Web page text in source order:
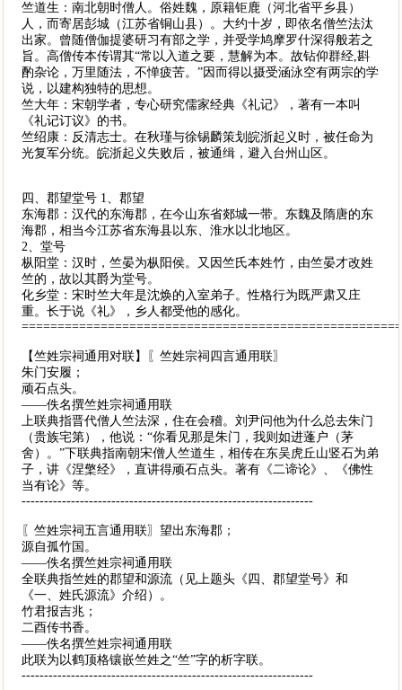
竺道生：南北朝时僧人。俗姓魏，原籍钜鹿（河北省平乡县）
人，而寄居彭城（江苏省铜山县）。大约十岁，即依名僧竺法汰
出家。曾随僧伽提婆研习有部之学，并受学鸠摩罗什深得般若之
旨。高僧传本传谓其“常以入道之要，慧解为本。故钻仰群经,斟
酌杂论，万里随法，不惮疲苦。”因而得以摄受涵泳空有两宗的学
说，以建构独特的思想。
竺大年：宋朝学者，专心研究儒家经典《礼记》，著有一本叫
《礼记订议》的书。
竺绍康：反清志士。在秋瑾与徐锡麟策划皖浙起义时，被任命为
光复军分统。皖浙起义失败后，被通缉，避入台州山区。
四、郡望堂号 1、郡望
东海郡：汉代的东海郡，在今山东省郯城一带。东魏及隋唐的东
海郡，相当今江苏省东海县以东、淮水以北地区。
2、堂号
枞阳堂：汉时，竺晏为枞阳侯。又因竺氏本姓竹，由竺晏才改姓
竺的，故以其爵为堂号。
化乡堂：宋时竺大年是沈焕的入室弟子。性格行为既严肃又庄
重。长于说《礼》，乡人都受他的感化。
【竺姓宗祠通用对联】〖竺姓宗祠四言通用联〗
朱门安履；
顽石点头。
——佚名撰竺姓宗祠通用联
上联典指晋代僧人竺法深，住在会稽。刘尹问他为什么总去朱门
（贵族宅第），他说：“你看见那是朱门，我则如进蓬户（茅
舍）。”下联典指南朝宋僧人竺道生，相传在东吴虎丘山竖石为弟
子，讲《涅檠经》，直讲得顽石点头。著有《二谛论》、《佛性
当有论》等。
-----------------------------------------------------------------
〖竺姓宗祠五言通用联〗望出东海郡；
源自孤竹国。
——佚名撰竺姓宗祠通用联
全联典指竺姓的郡望和源流（见上题头《四、郡望堂号》和
《一、姓氏源流》介绍）。
竹君报吉兆；
二酉传书香。
——佚名撰竺姓宗祠通用联
此联为以鹤顶格镶嵌竺姓之“竺”字的析字联。
-----------------------------------------------------------------